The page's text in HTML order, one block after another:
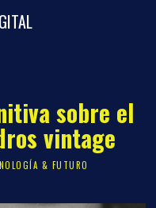
sobre el
vintage
& FUTURO